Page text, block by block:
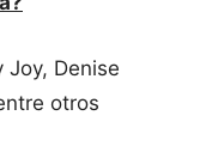
Denise
otros